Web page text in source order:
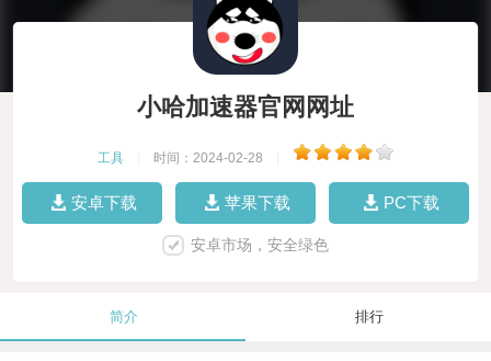
小哈加速器官网网址
工具 时间：2024-02-28
安卓下载 苹果下载 PC下载
安卓市场，安全绿色
简介 排行